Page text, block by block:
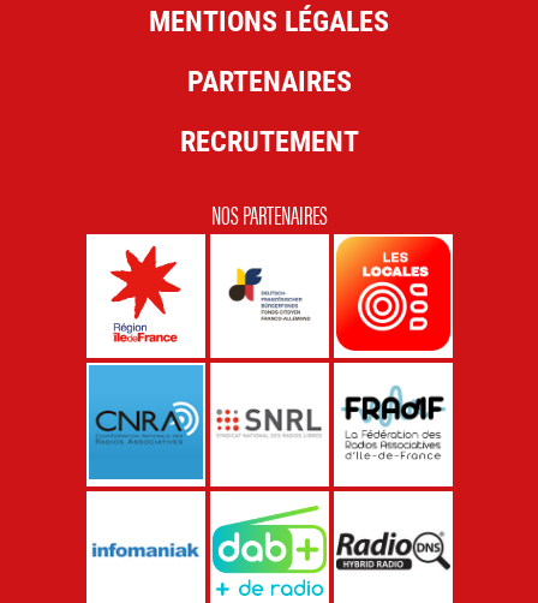
MENTIONS LÉGALES
PARTENAIRES
RECRUTEMENT
NOS PARTENAIRES